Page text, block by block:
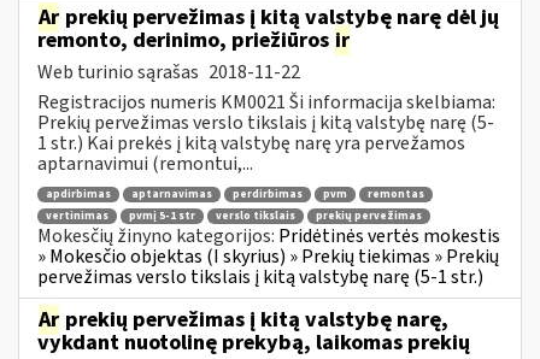
Ar prekių pervežimas į kitą valstybę narę dėl jų
remonto, derinimo, priežiūros ir
Web turinio sąrašas 2018-11-22
Registracijos numeris KM0021 Ši informacija skelbiama:
Prekių pervežimas verslo tikslais į kitą valstybę narę (5-
1 str.) Kai prekės į kitą valstybę narę yra pervežamos
aptarnavimui (remontui,...
apdirbimas aptarnavimas perdirbimas pvm
remontas
vertinimas
pvmį 5-1 str verslo tikslais prekių pervežimas
Mokesčių žinyno kategorijos: Pridėtinės vertės mokestis
» Mokesčio objektas (I skyrius) » Prekių tiekimas » Prekių
pervežimas verslo tikslais į kitą valstybę narę (5-1 str.)
Ar prekių pervežimas į kitą valstybę narę,
vykdant nuotolinę prekybą, laikomas prekių